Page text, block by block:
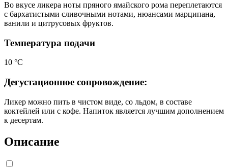
Во вкусе ликера ноты пряного ямайского рома переплетаются
с бархатистыми сливочными нотами, нюансами марципана,
ванили и цитрусовых фруктов.
Температура подачи
10 °С
Дегустационное сопровождение:
Ликер можно пить в чистом виде, со льдом, в составе
коктейлей или с кофе. Напиток является лучшим дополнением
к десертам.
Описание